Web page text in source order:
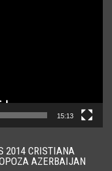
15:13
2014 CRISTIANA
AZERBAIJAN